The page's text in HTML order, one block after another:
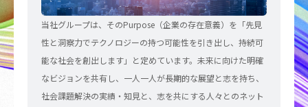
当社グループは、そのPurpose（企業の存在意義）を「先見
性と洞察力でテクノロジーの持つ可能性を引き出し、持続可
能な社会を創出します」と定めています。未来に向けた明確
なビジョンを共有し、一人一人が長期的な展望と志を持ち、
社会課題解決の実績・知見と、志を共にする人々とのネット